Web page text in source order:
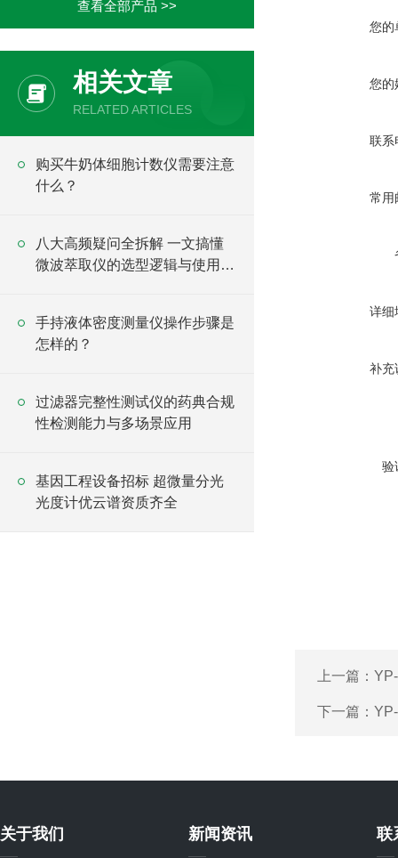
您的
您的
联系
常用
详细
补充
验
上一篇：
下一篇：
查看全部产品 >>
相关文章
RELATED ARTICLES
购买牛奶体细胞计数仪需要注意
什么？
八大高频疑问全拆解 一文搞懂
微波萃取仪的选型逻辑与使用要
手持液体密度测量仪操作步骤是
怎样的？
过滤器完整性测试仪的药典合规
性检测能力与多场景应用
基因工程设备招标 超微量分光
光度计优云谱资质齐全
关于我们 新闻资讯 联